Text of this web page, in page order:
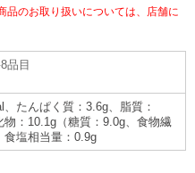
品のお取り扱いについては、店舗に
品目
たんぱく質：3.6g、脂質：
物：10.1g（糖質：9.0g、食物繊
食塩相当量：0.9g